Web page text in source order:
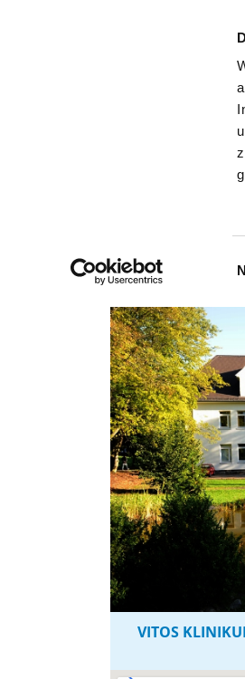
Back to the
VITOS